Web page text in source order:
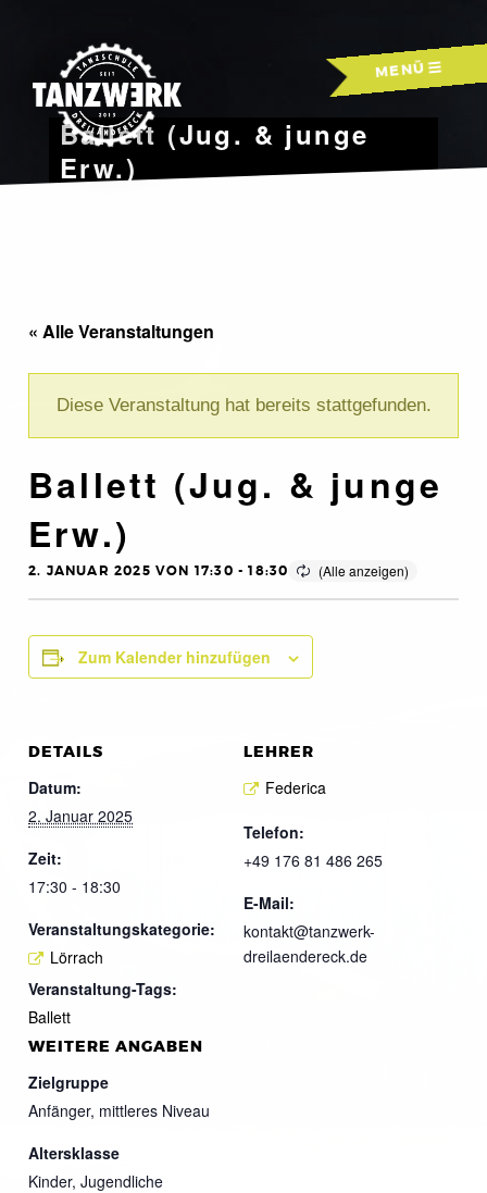
MENÜ
Ballett (Jug. & junge
Erw.)
« Alle Veranstaltungen
Diese Veranstaltung hat bereits stattgefunden.
Ballett (Jug. & junge
Erw.)
2. JANUAR 2025 VON 17:30 -18:30
Zum Kalender hinzufügen
DETAILS
Datum:
2. Januar 2025
Zeit:
17:30 - 18:30
Veranstaltungskategorie:
Lörrach
Veranstaltung-Tags:
Ballett
LEHRER
Federica
Telefon:
+49 176 81 486 265
E-Mail:
kontakt@tanzwerk-
dreilaendereck.de
WEITERE ANGABEN
Zielgruppe
Anfänger, mittleres Niveau
Altersklasse
Kinder, Jugendliche